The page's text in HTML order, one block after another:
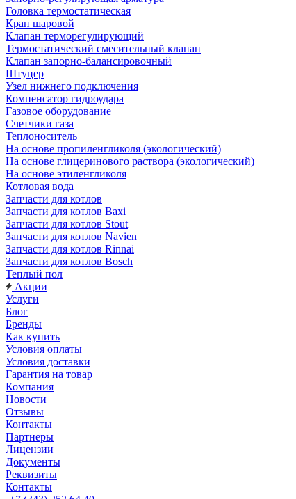
Головка термостатическая
Кран шаровой
Клапан терморегулирующий
Термостатический смесительный клапан
Клапан запорно-балансировочный
Штуцер
Узел нижнего подключения
Компенсатор гидроудара
Газовое оборудование
Счетчики газа
Теплоноситель
На основе пропиленгликоля (экологический)
На основе глицеринового раствора (экологический)
На основе этиленгликоля
Котловая вода
Запчасти для котлов
Запчасти для котлов Baxi
Запчасти для котлов Stout
Запчасти для котлов Navien
Запчасти для котлов Rinnai
Запчасти для котлов Bosch
Теплый пол
Акции
Услуги
Блог
Бренды
Как купить
Условия оплаты
Условия доставки
Гарантия на товар
Компания
Новости
Отзывы
Контакты
Партнеры
Лицензии
Документы
Реквизиты
Контакты